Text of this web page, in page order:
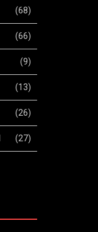
(68)
(66)
(9)
(13)
(26)
(27)